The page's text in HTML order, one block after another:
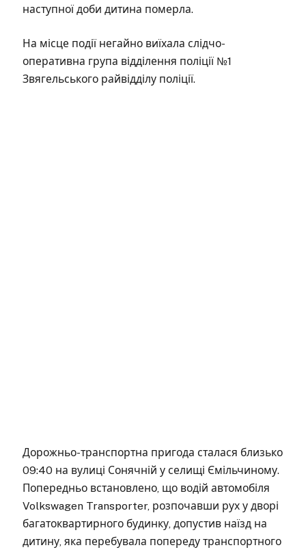
наступної доби дитина померла.
На місце події негайно виїхала слідчо-
оперативна група відділення поліції №1
Звягельського райвідділу поліції.
Дорожньо-транспортна пригода сталася близько
09:40 на вулиці Сонячній у селищі Ємільчиному.
Попередньо встановлено, що водій автомобіля
Volkswagen Transporter, розпочавши рух у дворі
багатоквартирного будинку, допустив наїзд на
дитину, яка перебувала попереду транспортного